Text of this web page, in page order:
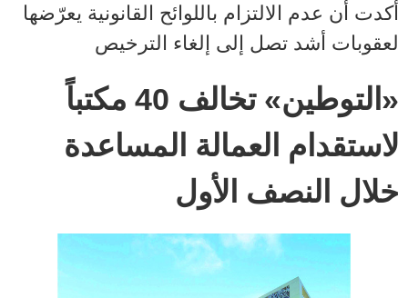
أكدت أن عدم الالتزام باللوائح القانونية يعرّضها
لعقوبات أشد تصل إلى إلغاء الترخيص
«التوطين» تخالف 40 مكتباً
لاستقدام العمالة المساعدة
خلال النصف الأول